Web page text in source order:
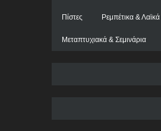
Πίστες Ρεμπέτικα & Λαϊκά
Μεταπτυχιακά & Σεμινάρια